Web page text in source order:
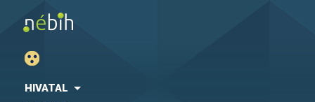
HIVATAL